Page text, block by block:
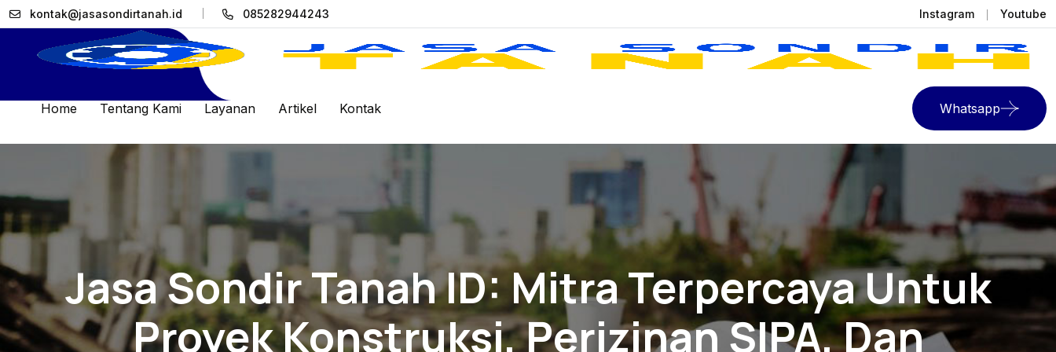
kontak@jasasondirtanah.id 085282944243 Instagram Youtube
Home Tentang Kami Layanan Artikel Kontak Whatsapp
Jasa Sondir Tanah ID: Mitra Terpercaya Untuk
Proyek Konstruksi, Perizinan SIPA, Dan